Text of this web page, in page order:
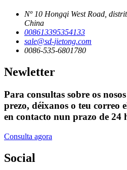
Nº 10 Hongqi West Road,
China
008613395354133
sale@sd-jietong.com
0086-535-6801780
Newletter
Para consultas sobre os
prezo, déixanos o teu correo
en contacto nun prazo de 24
Consulta agora
Social